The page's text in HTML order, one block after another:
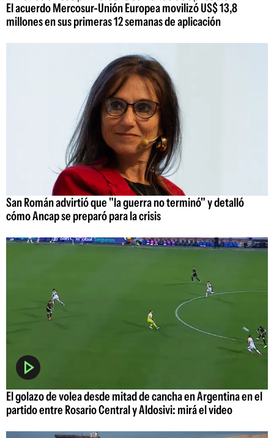
El acuerdo Mercosur-Unión Europea movilizó US$ 13,8
millones en sus primeras 12 semanas de aplicación
San Román advirtió que "la guerra no terminó" y detalló
cómo Ancap se preparó para la crisis
El golazo de volea desde mitad de cancha en Argentina en el
partido entre Rosario Central y Aldosivi: mirá el video